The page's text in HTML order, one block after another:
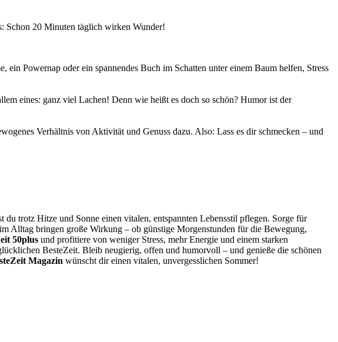
Schon 20 Minuten täglich wirken Wunder!
Powernap oder ein spannendes Buch im Schatten unter einem Baum helfen, Stress
eines: ganz viel Lachen! Denn wie heißt es doch so schön? Humor ist der
Verhältnis von Aktivität und Genuss dazu. Also: Lass es dir schmecken – und
trotz Hitze und Sonne einen vitalen, entspannten Lebensstil pflegen. Sorge für
Alltag bringen große Wirkung – ob günstige Morgenstunden für die Bewegung,
50plus und profitiere von weniger Stress, mehr Energie und einem starken
BesteZeit. Bleib neugierig, offen und humorvoll – und genieße die schönen
Magazin wünscht dir einen vitalen, unvergesslichen Sommer!